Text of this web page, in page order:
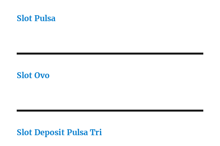
Slot Pulsa
Slot Ovo
Slot Deposit Pulsa Tri